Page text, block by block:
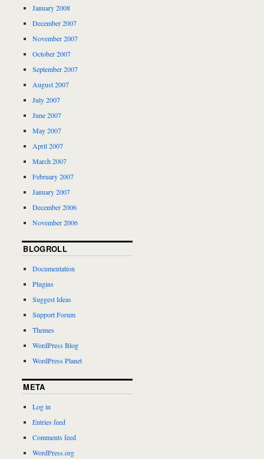
January 2008
December 2007
November 2007
October 2007
September 2007
August 2007
July 2007
June 2007
May 2007
April 2007
March 2007
February 2007
January 2007
December 2006
November 2006
BLOGROLL
Documentation
Plugins
Suggest Ideas
Support Forum
Themes
WordPress Blog
WordPress Planet
META
Log in
Entries feed
Comments feed
WordPress.org